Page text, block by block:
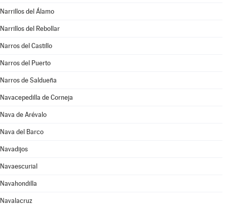
Narrillos del Álamo
Narrillos del Rebollar
Narros del Castillo
Narros del Puerto
Narros de Saldueña
Navacepedilla de Corneja
Nava de Arévalo
Nava del Barco
Navadijos
Navaescurial
Navahondilla
Navalacruz